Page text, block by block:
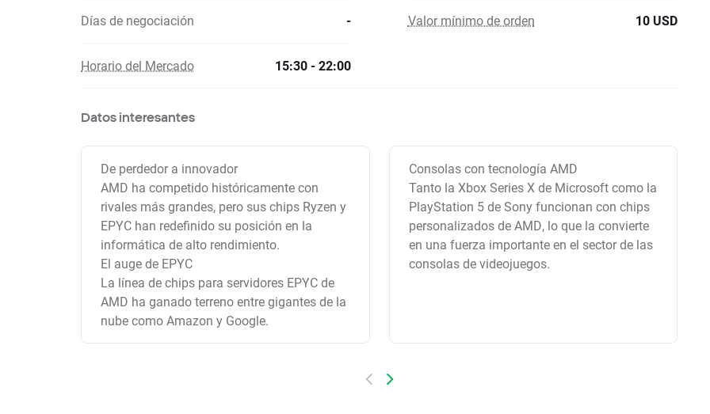
Días de negociación - Valor mínimo de orden 10 USD
Horario del Mercado 15:30 - 22:00
Datos interesantes
De perdedor a innovador
AMD ha competido históricamente con
rivales más grandes, pero sus chips Ryzen y
EPYC han redefinido su posición en la
informática de alto rendimiento.
El auge de EPYC
La línea de chips para servidores EPYC de
AMD ha ganado terreno entre gigantes de la
nube como Amazon y Google.
Consolas con tecnología AMD
Tanto la Xbox Series X de Microsoft como la
PlayStation 5 de Sony funcionan con chips
personalizados de AMD, lo que la convierte
en una fuerza importante en el sector de las
consolas de videojuegos.